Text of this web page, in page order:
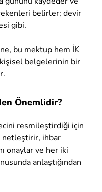
belirler; devir
gibi.
bu mektup hem İK
kişisel belgelerinin bir
Önemlidir?
resmileştirdiği için
netleştirir, ihbar
onaylar ve her iki
anlaştığından